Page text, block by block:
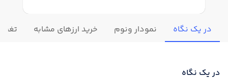
در یک نگاه نمودار ونوم خرید ارزهای مشابه
در یک نگاه